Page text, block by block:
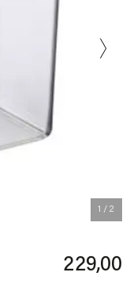
1 / 2
229,00